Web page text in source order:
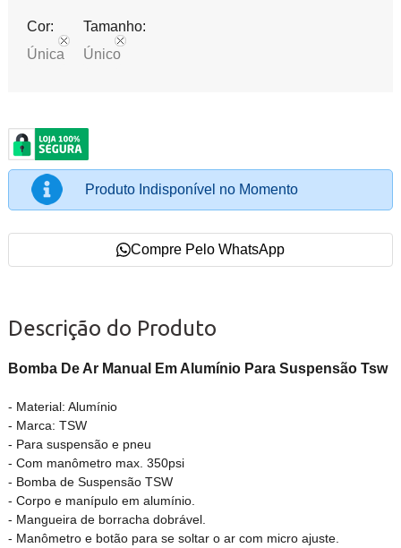
Cor:
Única
Tamanho:
Único
Produto Indisponível no Momento
Compre Pelo WhatsApp
Descrição do Produto
Bomba De Ar Manual Em Alumínio Para Suspensão Tsw
- Material: Alumínio
- Marca: TSW
- Para suspensão e pneu
- Com manômetro max. 350psi
- Bomba de Suspensão TSW
- Corpo e manípulo em alumínio.
- Mangueira de borracha dobrável.
- Manômetro e botão para se soltar o ar com micro ajuste.